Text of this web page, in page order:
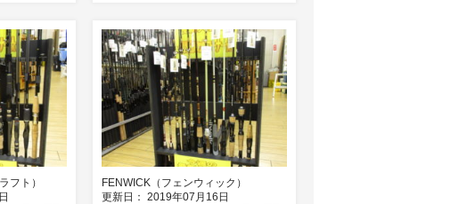
フト）
FENWICK（フェンウィック）
更新日： 2019年07月16日